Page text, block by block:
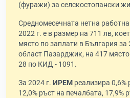
(фуражи) за селскостопански
Средномесечната нетна
2022 г. е в размер на 711 лв,
място по заплати в България за
област Пазарджик, на 417
28 по КИД - 1091.
За 2024 г. ИРЕМ реализира 0,6%
12,0% ръст на печалбата, 17,9%